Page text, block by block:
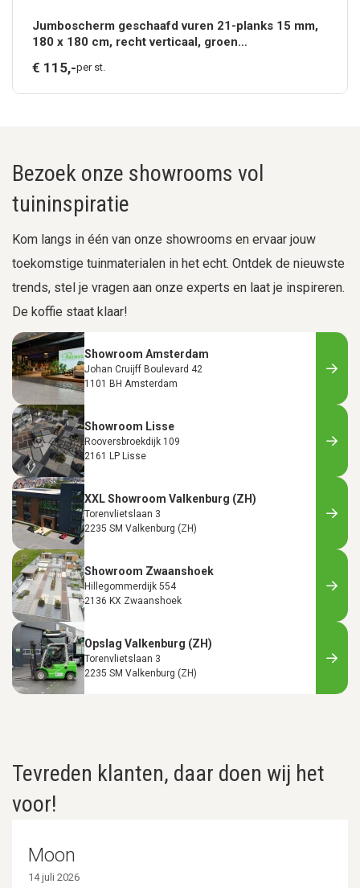
Jumboscherm geschaafd vuren 21-planks 15 mm,
180 x 180 cm, recht verticaal, groen
€ 115,-per st.
Bezoek onze showrooms vol
tuininspiratie
Kom langs in één van onze showrooms en ervaar jouw
toekomstige tuinmaterialen in het echt. Ontdek de nieuwste
trends, stel je vragen aan onze experts en laat je inspireren.
De koffie staat klaar!
Showroom Amsterdam
Johan Cruijff Boulevard 42
1101 BH Amsterdam
Showroom Lisse
Rooversbroekdijk 109
2161 LP Lisse
XXL Showroom Valkenburg (ZH)
Torenvlietslaan 3
2235 SM Valkenburg (ZH)
Showroom Zwaanshoek
Hillegommerdijk 554
2136 KX Zwaanshoek
Opslag Valkenburg (ZH)
Torenvlietslaan 3
2235 SM Valkenburg (ZH)
Tevreden klanten, daar doen wij het
voor!
Moon
14 juli 2026